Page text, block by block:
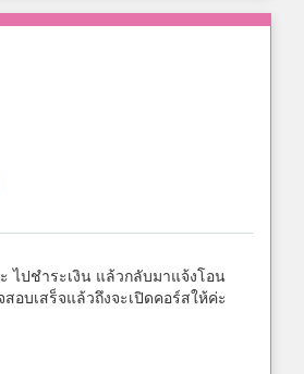
ไปชำระเงิน แล้วกลับมาแจ้งโอน
สอบเสร็จแล้วถึงจะเปิดคอร์สให้ค่ะ